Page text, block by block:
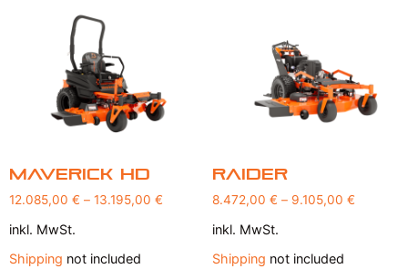
Maverick HD
12.085,00 € – 13.195,00 €
inkl. MwSt.
Shipping not included
Raider
8.472,00 € – 9.105,00 €
inkl. MwSt.
Shipping not included